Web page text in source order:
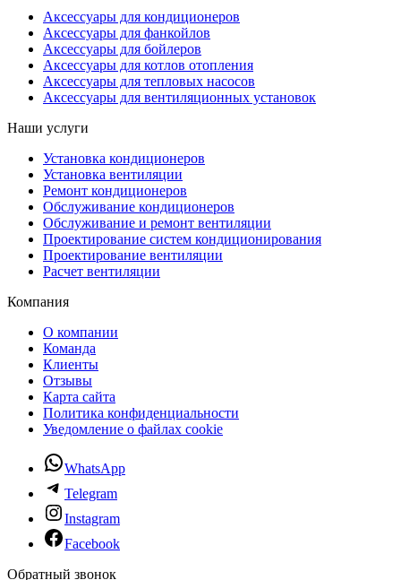
Аксессуары для кондиционеров
Аксессуары для фанкойлов
Аксессуары для бойлеров
Аксессуары для котлов отопления
Аксессуары для тепловых насосов
Аксессуары для вентиляционных установок
Наши услуги
Установка кондиционеров
Установка вентиляции
Ремонт кондиционеров
Обслуживание кондиционеров
Обслуживание и ремонт вентиляции
Проектирование систем кондиционирования
Проектирование вентиляции
Расчет вентиляции
Компания
О компании
Команда
Клиенты
Отзывы
Карта сайта
Политика конфиденциальности
Уведомление о файлах cookie
WhatsApp
Telegram
Instagram
Facebook
Обратный звонок